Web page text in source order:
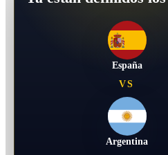
España
VS
Argentina